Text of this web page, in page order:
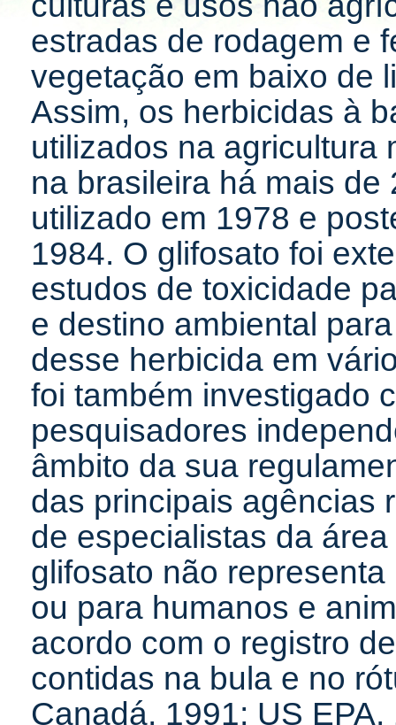
estradas de rodagem e
vegetação em baixo de
Assim, os herbicidas à
utilizados na agricultura
na brasileira há mais
utilizado em 1978 e
1984. O glifosato foi
estudos de toxicidade
e destino ambiental
desse herbicida em
foi também investigado
pesquisadores
âmbito da sua
das principais agências
de especialistas da
glifosato não
ou para humanos e
acordo com o registro
contidas na bula e no
Canadá, 1991; US